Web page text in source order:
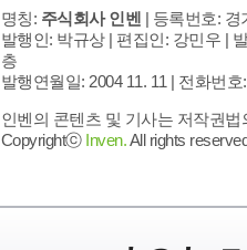
명칭: 주식회사 인벤 | 등록번호: 경
발행인: 박규상 | 편집인: 강민우 |
층
발행연월일: 2004 11. 11 | 전화번호
인벤의 콘텐츠 및 기사는 저작권
Copyrightⓒ Inven.All rights